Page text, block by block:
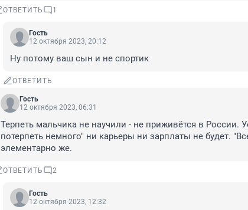
ОТВЕТИТЬ 1
Гость
12 октября 2023, 20:12
Ну потому ваш сын и не спортик
ОТВЕТИТЬ
Гость
12 октября 2023, 06:31
Терпеть мальчика не научили - не приживётся в России.
потерпеть немного" ни карьеры ни зарплаты не будет.
элементарно же.
ОТВЕТИТЬ 2
Гость
12 октября 2023, 12:32